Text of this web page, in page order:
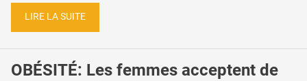
LIRE LA SUITE
OBÉSITÉ: Les femmes acceptent de